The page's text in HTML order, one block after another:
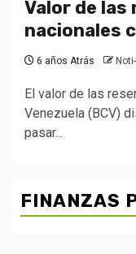
Valor de las
nacionales
6 años Atrás
El valor de las
Venezuela (BCV)
pasar...
FINANZAS